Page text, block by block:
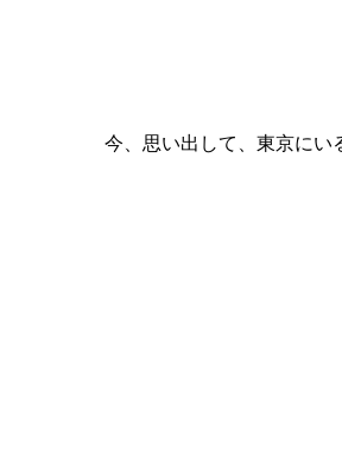
今、思い出して、東京にい